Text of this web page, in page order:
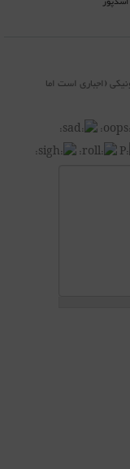
(اجباری است اما